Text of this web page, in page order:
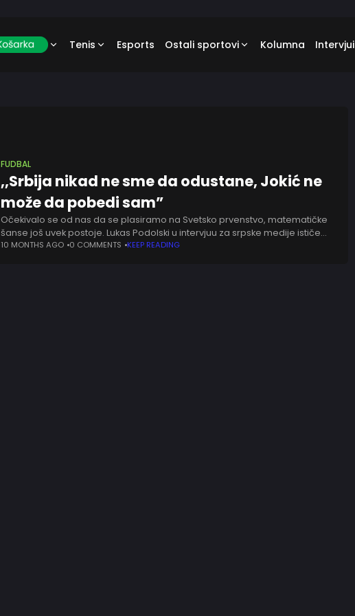
Tenis Esports Ostali sportovi Kolumna Intervjui
FUDBAL
,,Srbija nikad ne sme da odustane, Jokić ne
može da pobedi sam”
Očekivalo se od nas da se plasiramo na Svetsko prvenstvo, matematičke
šanse još uvek postoje. Lukas Podolski u intervjuu za srpske medije ističe
da i dalje veruje da Srbija može
10 MONTHS AGO 0 COMMENTS KEEP READING